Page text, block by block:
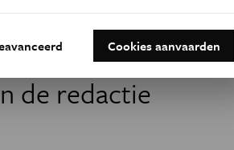
de redactie
Cookies aanvaarden